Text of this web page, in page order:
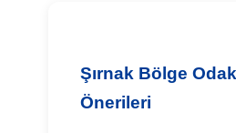
Şırnak Bölge
Önerileri